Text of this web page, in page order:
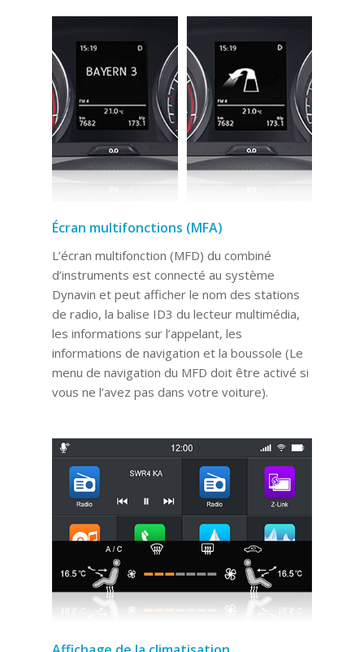
Écran multifonctions (MFA)
L’écran multifonction (MFD) du combiné
d’instruments est connecté au système
Dynavin et peut afficher le nom des stations
de radio, la balise ID3 du lecteur multimédia,
les informations sur l’appelant, les
informations de navigation et la boussole (Le
menu de navigation du MFD doit être activé si
vous ne l’avez pas dans votre voiture).